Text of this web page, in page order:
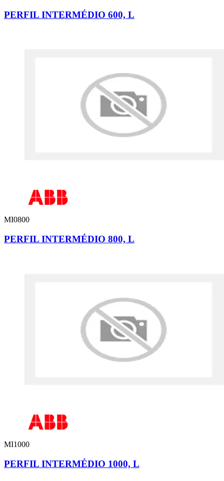
PERFIL INTERMÉDIO 600, L
MI0800
PERFIL INTERMÉDIO 800, L
MI1000
PERFIL INTERMÉDIO 1000, L